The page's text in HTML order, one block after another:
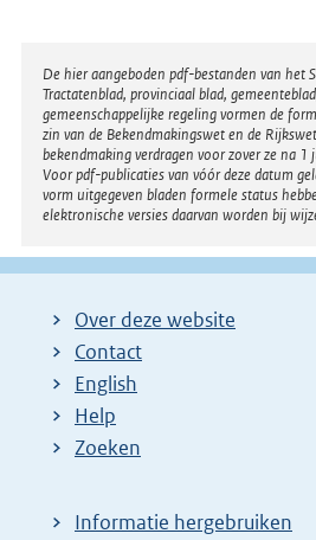
Disclaimer
De hier aangeboden pdf-bestanden van het
Tractatenblad, provinciaal blad,
gemeenschappelijke regeling vormen de
zin van de Bekendmakingswet en de
bekendmaking verdragen voor zover ze na
Voor pdf-publicaties van vóór deze datum
vorm uitgegeven bladen formele status
elektronische versies daarvan worden bij
Over deze website
Contact
English
Help
Zoeken
Informatie hergebruiken